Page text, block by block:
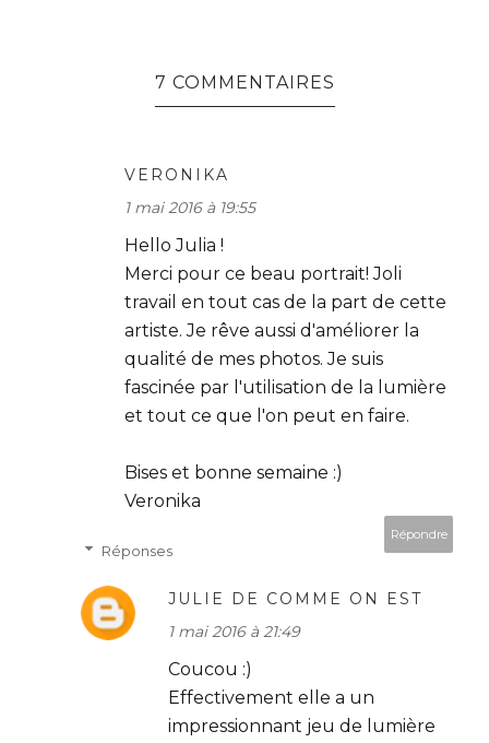
7 COMMENTAIRES
VERONIKA
1 mai 2016 à 19:55
Hello Julia !
Merci pour ce beau portrait! Joli
travail en tout cas de la part de cette
artiste. Je rêve aussi d'améliorer la
qualité de mes photos. Je suis
fascinée par l'utilisation de la lumière
et tout ce que l'on peut en faire.
Bises et bonne semaine :)
Veronika
Répondre
Réponses
JULIE DE COMME ON EST
1 mai 2016 à 21:49
Coucou :)
Effectivement elle a un
impressionnant jeu de lumière